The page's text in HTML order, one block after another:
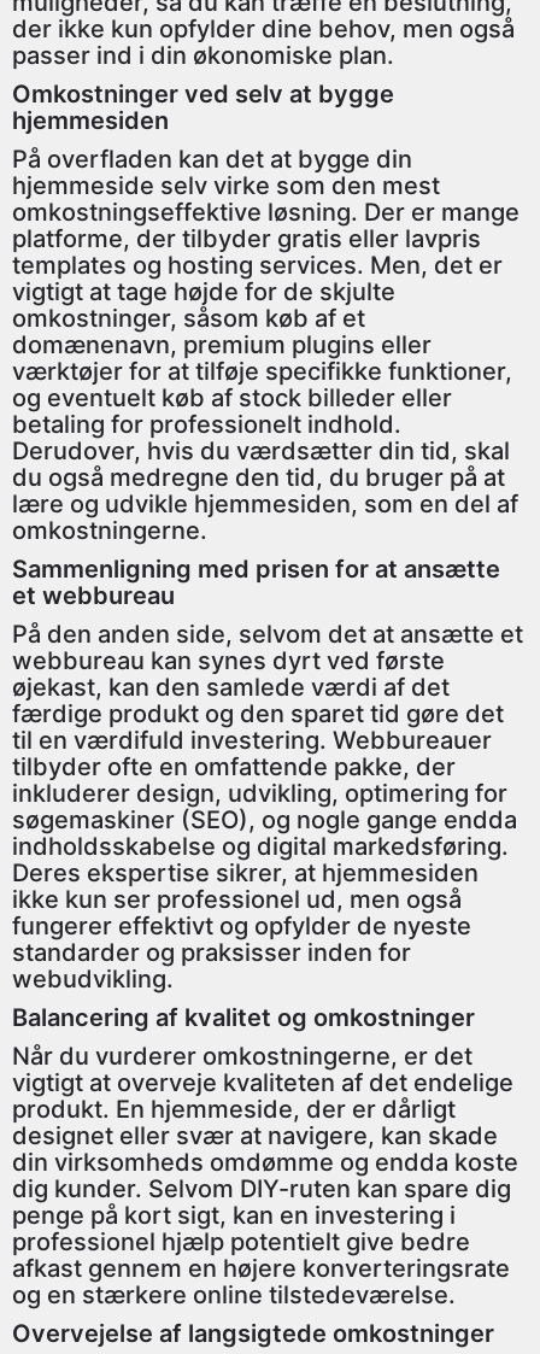
der ikke kun opfylder dine behov, men også
passer ind i din økonomiske plan.
Omkostninger ved selv at bygge
hjemmesiden
På overfladen kan det at bygge din
hjemmeside selv virke som den mest
omkostningseffektive løsning. Der er mange
platforme, der tilbyder gratis eller lavpris
templates og hosting services. Men, det er
vigtigt at tage højde for de skjulte
omkostninger, såsom køb af et
domænenavn, premium plugins eller
værktøjer for at tilføje specifikke funktioner,
og eventuelt køb af stock billeder eller
betaling for professionelt indhold.
Derudover, hvis du værdsætter din tid, skal
du også medregne den tid, du bruger på at
lære og udvikle hjemmesiden, som en del af
omkostningerne.
Sammenligning med prisen for at ansætte
et webbureau
På den anden side, selvom det at ansætte et
webbureau kan synes dyrt ved første
øjekast, kan den samlede værdi af det
færdige produkt og den sparet tid gøre det
til en værdifuld investering. Webbureauer
tilbyder ofte en omfattende pakke, der
inkluderer design, udvikling, optimering for
søgemaskiner (SEO), og nogle gange endda
indholdsskabelse og digital markedsføring.
Deres ekspertise sikrer, at hjemmesiden
ikke kun ser professionel ud, men også
fungerer effektivt og opfylder de nyeste
standarder og praksisser inden for
webudvikling.
Balancering af kvalitet og omkostninger
Når du vurderer omkostningerne, er det
vigtigt at overveje kvaliteten af det endelige
produkt. En hjemmeside, der er dårligt
designet eller svær at navigere, kan skade
din virksomheds omdømme og endda koste
dig kunder. Selvom DIY-ruten kan spare dig
penge på kort sigt, kan en investering i
professionel hjælp potentielt give bedre
afkast gennem en højere konverteringsrate
og en stærkere online tilstedeværelse.
Overvejelse af langsigtede omkostninger